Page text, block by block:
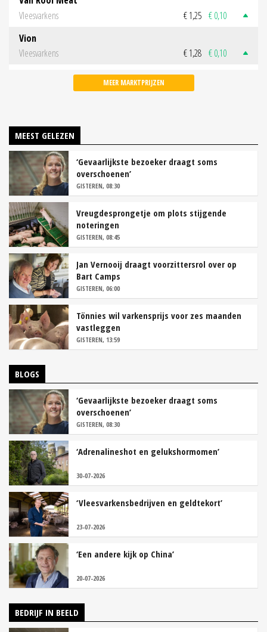
Vleesvarkens
€ 1,25 € 0,10
Vion
Vleesvarkens
€ 1,28 € 0,10
MEER MARKTPRIJZEN
MEEST GELEZEN
‘Gevaarlijkste bezoeker draagt soms
overschoenen’
GISTEREN, 08:30
Vreugdesprongetje om plots stijgende
noteringen
GISTEREN, 08:45
Jan Vernooij draagt voorzittersrol over op
Bart Camps
GISTEREN, 06:00
Tönnies wil varkensprijs voor zes maanden
vastleggen
GISTEREN, 13:59
BLOGS
‘Gevaarlijkste bezoeker draagt soms
overschoenen’
GISTEREN, 08:30
‘Adrenalineshot en gelukshormomen’
30-07-2026
‘Vleesvarkensbedrijven en geldtekort’
23-07-2026
‘Een andere kijk op China’
20-07-2026
BEDRIJF IN BEELD